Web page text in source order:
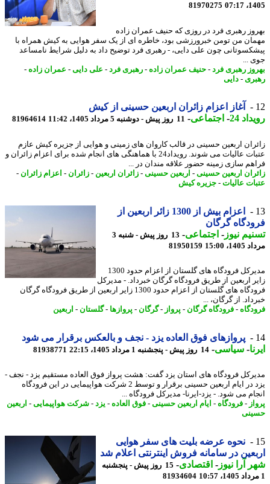
81970275
رهبری فرد در روزی که حنیف عمران زاده
من تومن خبرورزشی بود، خاطره ای از یک سفر هوایی به کیش همراه با
چون علی دایی، - رهبری فرد توضیح داد به دلیل شرایط نامساعد
...
رهبری فرد-حنیف عمران زاده - رهبری فرد-علی دایی- عمران زاده -
- دایی
آغاز اعزام زائران اربعین حسینی از کیش
24
-اجتماعی-11 روز پیش - دوشنبه 5 مرداد 1405، 11:42 81964614
اربعین حسینی در قالب کاروان های زمینی و هوایی از جزیره کیش عازم
عتبات عالیات می شوند. رویداد24 با هماهنگی های انجام شده برای اعزام زائران و
سازی زمینه حضور علاقه مندان در ...
اربعین حسینی-اربعین حسینی-زائران اربعین -زائران- اعزام زائران-
عالیات-جزیره کیش
اعزام بیش از 1300 زائر اربعین از
گرگان
نیوز-اجتماعی-
13 روز پیش - شنبه 3
15:00
81950159
مدیرکل فرودگاه های گلستان از اعزام حدود 1300
اربعین از طریق فرودگاه گرگان خبرداد. - مدیرکل
فرودگاه های گلستان از اعزام حدود 1300 زایر اربعین از طریق فرودگاه گرگان
از گرگان، ...
-فرودگاه گرگان -پرواز-گرگان -پروازها- گلستان-اربعین
پروازهای فوق العاده یزد - نجف و بالعکس برقرار می شود
-سیاسی-14 روز پیش - پنجشنبه 1 مرداد 1405، 22:15 81938771
فرودگاه های استان یزد گفت: هشت پرواز فوق العاده مستقیم یزد - نجف -
یزد در ایام اربعین حسینی برقرار و توسط 2 شرکت هواپیمایی در این فرودگاه
می شود. - یزد-ایرنا- مدیرکل فرودگاه ...
-فرودگاه-ایام اربعین حسینی-فوق العاده-یزد -شرکت هواپیمایی-اربعین
نحوه عرضه بلیت های سفر هوایی
در سامانه فروش اینترنتی اعلام شد
آرا نیوز-اقتصادی-
15 روز پیش - پنجشنبه
81934604